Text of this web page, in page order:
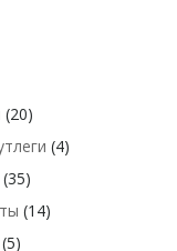
(20)
(4)
(35)
(14)
(5)